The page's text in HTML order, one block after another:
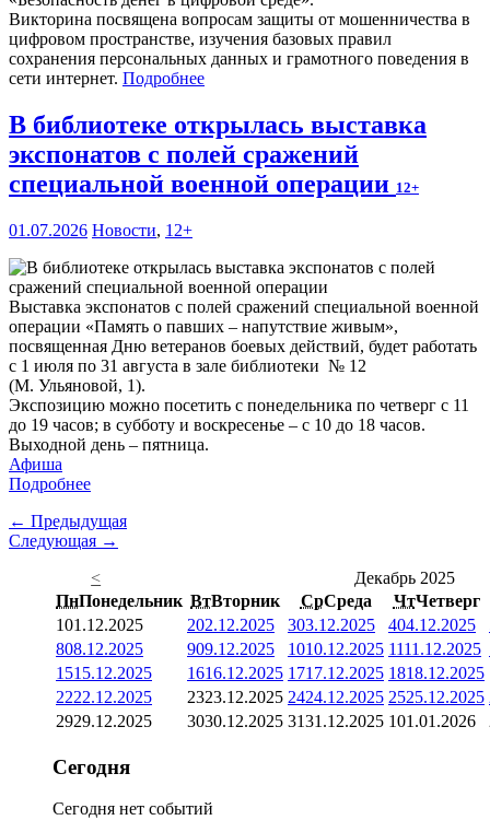
Викторина посвящена вопросам защиты от мошенничества в
цифровом пространстве, изучения базовых правил
сохранения персональных данных и грамотного поведения в
сети интернет. Подробнее
В библиотеке открылась выставка
экспонатов с полей сражений
специальной военной операции 12+
01.07.2026 Новости, 12+
Выставка экспонатов с полей сражений специальной военной
операции «Память о павших – напутствие живым»,
посвященная Дню ветеранов боевых действий, будет работать
с 1 июля по 31 августа в зале библиотеки № 12
(М. Ульяновой, 1).
Экспозицию можно посетить с понедельника по четверг с 11
до 19 часов; в субботу и воскресенье – с 10 до 18 часов.
Выходной день – пятница.
Афиша
Подробнее
← Предыдущая
Следующая →
<
Декабрь 2025
ПнПонедельник ВтВторник СрСреда ЧтЧетверг
101.12.2025 202.12.2025 303.12.2025 404.12.2025
808.12.2025 909.12.2025 1010.12.2025 1111.12.2025
1515.12.2025 1616.12.2025 1717.12.2025 1818.12.2025
2222.12.2025 2323.12.2025 2424.12.2025 2525.12.2025
2929.12.2025 3030.12.2025 3131.12.2025 101.01.2026
Сегодня
Сегодня нет событий